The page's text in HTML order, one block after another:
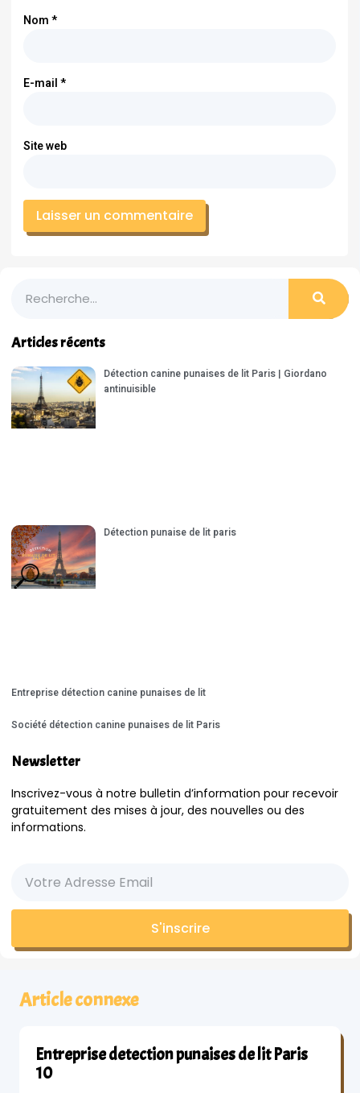
Nom*
E-mail*
Site web
Articles récents
Détection canine punaises de lit Paris | Giordano
antinuisible
Détection punaise de lit paris
Entreprise détection canine punaises de lit
Société détection canine punaises de lit Paris
Newsletter
Inscrivez-vous à notre bulletin d’information pour recevoir
gratuitement des mises à jour, des nouvelles ou des
informations.
S'inscrire
Article connexe
Entreprise detection punaises de lit Paris
10